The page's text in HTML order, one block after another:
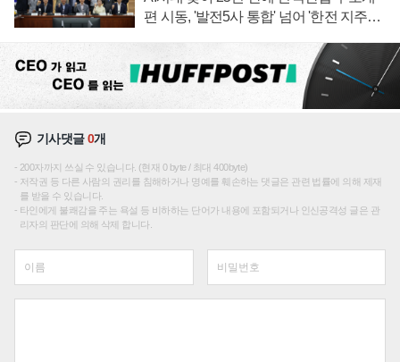
편 시동, '발전5사 통합' 넘어 '한전 지주사'
기사댓글0개
200자까지 쓰실 수 있습니다. (현재 0 byte / 최대 400byte)
저작권 등 다른 사람의 권리를 침해하거나 명예를 훼손하는 댓글은 관련 법률에 의해 제재
를 받을 수 있습니다.
타인에게 불쾌감을 주는 욕설 등 비하하는 단어가 내용에 포함되거나 인신공격성 글은 관
리자의 판단에 의해 삭제 합니다.